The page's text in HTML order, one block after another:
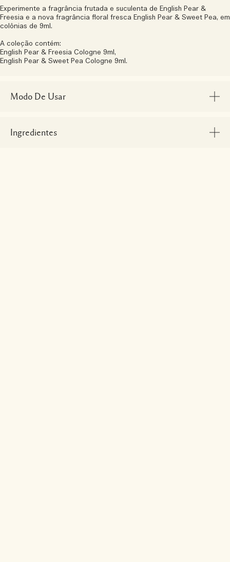
Experimente a fragrância frutada e suculenta de English Pear &
Freesia e a nova fragrância floral fresca English Pear & Sweet Pea, em
colônias de 9ml.
A coleção contém:
English Pear & Freesia Cologne 9ml,
English Pear & Sweet Pea Cologne 9ml.
Modo De Usar
Ingredientes